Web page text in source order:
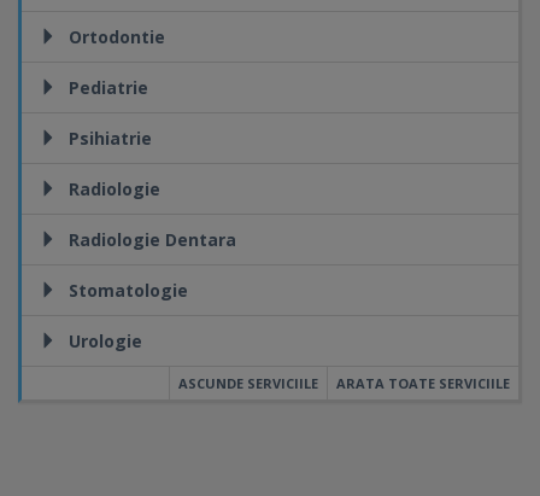
Ortodontie
Pediatrie
Psihiatrie
Radiologie
Radiologie Dentara
Stomatologie
Urologie
ARATA TOATE SERVICIILE
ASCUNDE SERVICIILE